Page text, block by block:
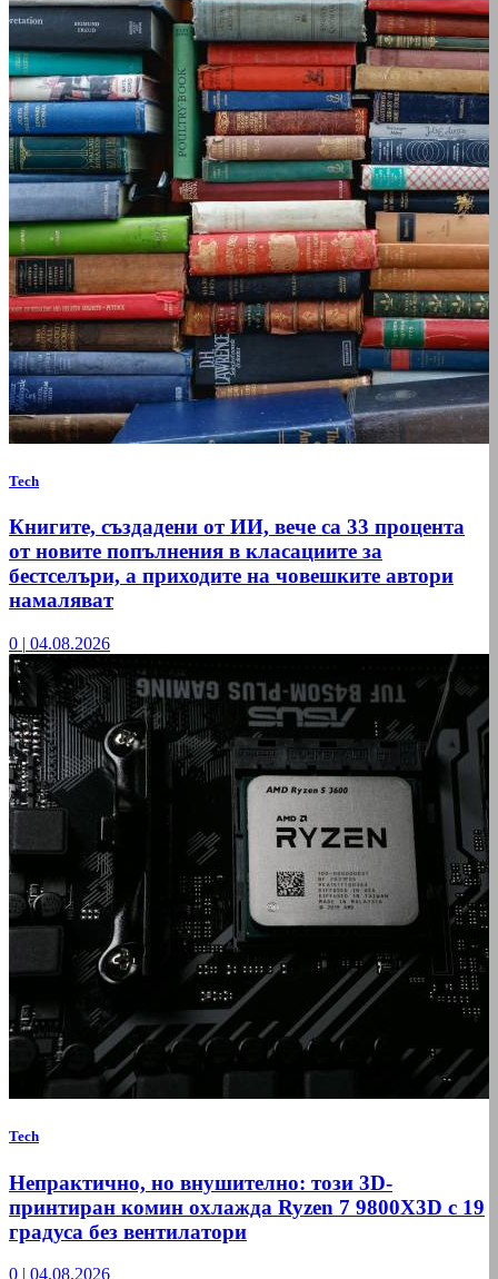
Tech
Книгите, създадени от ИИ, вече са 33 процента
от новите попълнения в класациите за
бестселъри, а приходите на човешките автори
намаляват
0 | 04.08.2026
Tech
Непрактично, но внушително: този 3D-
принтиран комин охлажда Ryzen 7 9800X3D с 19
градуса без вентилатори
0 | 04.08.2026